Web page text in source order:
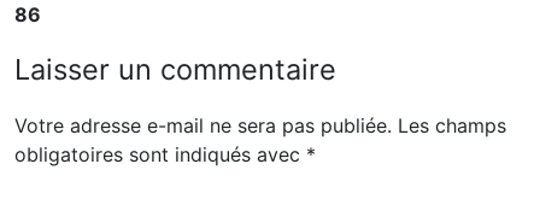
86
Laisser un commentaire
Votre adresse e-mail ne sera pas publiée. Les champs
obligatoires sont indiqués avec *